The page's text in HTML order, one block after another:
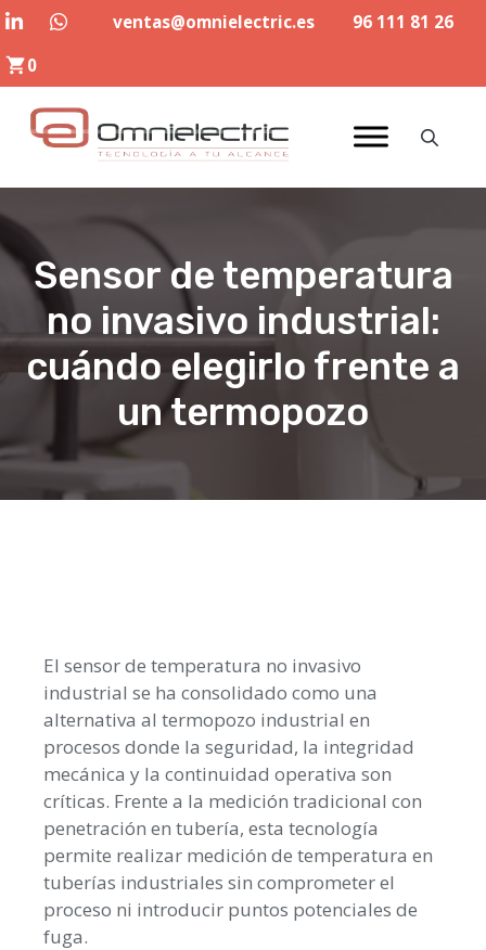
Saltar
contenido
ventas@omnielectric.es
96 111 81 26
0
Sensor de temperatura
no invasivo industrial:
cuándo elegirlo frente a
un termopozo
El sensor de temperatura no invasivo
industrial se ha consolidado como una
alternativa al termopozo industrial en
procesos donde la seguridad, la integridad
mecánica y la continuidad operativa son
críticas. Frente a la medición tradicional con
penetración en tubería, esta tecnología
permite realizar medición de temperatura en
tuberías industriales sin comprometer el
proceso ni introducir puntos potenciales de
fuga.